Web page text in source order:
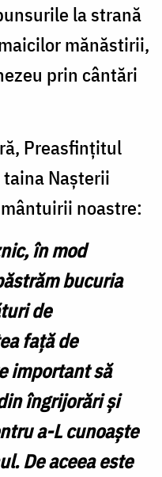
la strană
mănăstirii,
prin cântări
Preasfințitul
Nașterii
noastre:
în mod
bucuria
de
față de
important să
îngrijorări și
a-L cunoaște
De aceea este